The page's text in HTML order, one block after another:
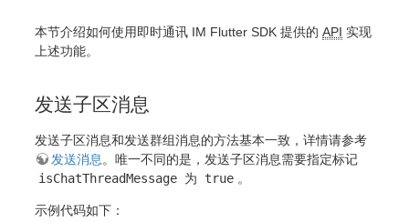
本节介绍如何使用即时通讯 IM Flutter SDK 提供的 API 实现
上述功能。
发送子区消息
发送子区消息和发送群组消息的方法基本一致，详情请参考
发送消息 。唯一不同的是，发送子区消息需要指定标记
isChatThreadMessage 为 true 。
示例代码如下：